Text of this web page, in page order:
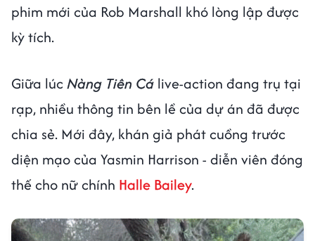
phim mới của Rob Marshall khó lòng lập được
kỳ tích.
Giữa lúc Nàng Tiên Cá live-action đang trụ tại
rạp, nhiều thông tin bên lề của dự án đã được
chia sẻ. Mới đây, khán giả phát cuồng trước
diện mạo của Yasmin Harrison - diễn viên đóng
thế cho nữ chính Halle Bailey.